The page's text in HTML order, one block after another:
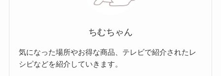
ちむちゃん
気になった場所やお得な商品、テレビで紹介されたレ
シピなどを紹介していきます。